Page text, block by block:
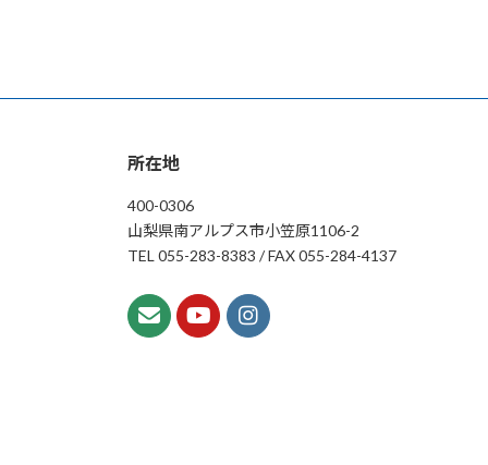
所在地
400-0306
山梨県南アルプス市小笠原1106-2
TEL 055-283-8383 / FAX 055-284-4137